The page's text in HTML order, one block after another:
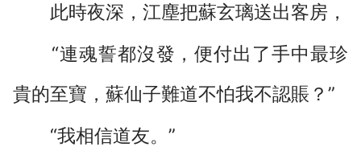
此時夜深，江塵把蘇玄璃送出客房，
“連魂誓都沒發，便付出了手中最珍
貴的至寶，蘇仙子難道不怕我不認賬？”
“我相信道友。”